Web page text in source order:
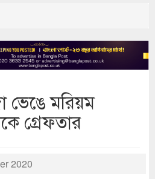
ভেঙে মরিয়ম
গ্রেফতার
2020